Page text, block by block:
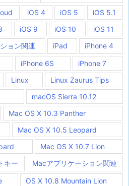
iOS 4 iOS 5
iOS 5.1
iOS 9 iOS 10
iOS 11
ョン関連 iPad iPhone 4
iPhone 6S
iPhone 7
Linux
Linux Zaurus Tips
macOS Sierra 10.12
Mac OS X 10.3 Panther
Mac OS X 10.5 Leopard
Mac OS X 10.7 Lion
キー
Macアプリケーション関連
OS X 10.8 Mountain Lion